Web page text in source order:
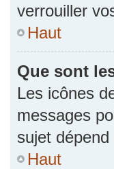
verrouiller
Haut
Que sont
Les icônes
messages
sujet
Haut